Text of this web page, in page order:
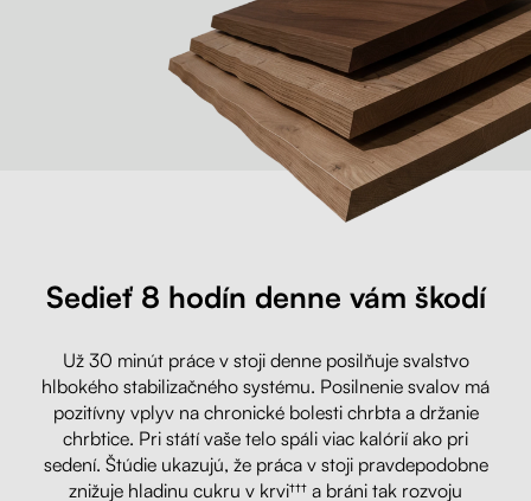
Sedieť 8 hodín denne vám škodí
Už 30 minút práce v stoji denne posilňuje svalstvo
hlbokého stabilizačného systému. Posilnenie svalov má
pozitívny vplyv na chronické bolesti chrbta a držanie
chrbtice. Pri státí vaše telo spáli viac kalórií ako pri
sedení. Štúdie ukazujú, že práca v stoji pravdepodobne
znižuje hladinu cukru v krvi††† a bráni tak rozvoju